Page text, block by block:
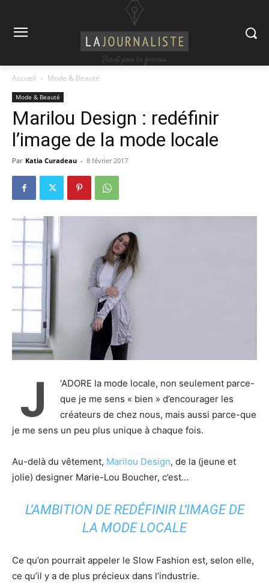
Accueil Mode & Beauté
Mode & Beauté
Marilou Design : redéfinir
l’image de la mode locale
Par Katia Curadeau - 8 février 2017
J
‘ADORE la mode locale, non seulement parce-
que je me sens « bien » d’encourager les
créateurs de chez nous, mais aussi parce-que
je me sens un peu plus unique à chaque fois.
Au-delà du vêtement, Marilou Design, de la (jeune et
jolie) designer Marie-Lou Boucher, c’est…
L’AMBITION DE REDÉFINIR L’IMAGE DE
LA MODE LOCALE
Ce qu’on pourrait appeler le Slow Fashion est, selon elle,
ce qu’il y a de plus précieux dans l’industrie.